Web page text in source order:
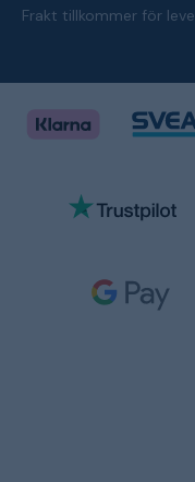
Frakt tillkommer för